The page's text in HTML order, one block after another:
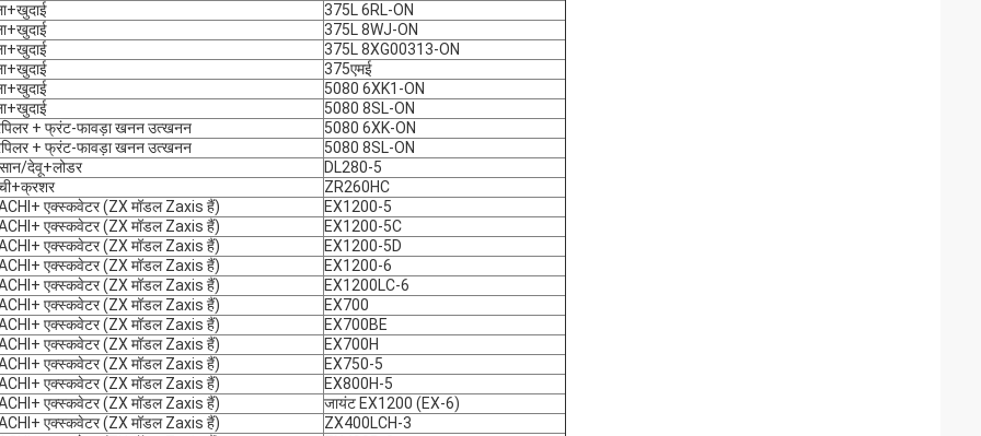
375L 6RL-ON
375L 8WJ-ON
375L 8XG00313-ON
375एमई
5080 6XK1-ON
5080 8SL-ON
+ फ्रंट-फावड़ा खनन उत्खनन
5080 6XK-ON
+ फ्रंट-फावड़ा खनन उत्खनन
5080 8SL-ON
देवू+लोडर
DL280-5
ZR260HC
एक्स्कवेटर (ZX मॉडल Zaxis हैं)
EX1200-5
एक्स्कवेटर (ZX मॉडल Zaxis हैं)
EX1200-5C
एक्स्कवेटर (ZX मॉडल Zaxis हैं)
EX1200-5D
एक्स्कवेटर (ZX मॉडल Zaxis हैं)
EX1200-6
एक्स्कवेटर (ZX मॉडल Zaxis हैं)
EX1200LC-6
एक्स्कवेटर (ZX मॉडल Zaxis हैं)
EX700
एक्स्कवेटर (ZX मॉडल Zaxis हैं)
EX700BE
एक्स्कवेटर (ZX मॉडल Zaxis हैं)
EX700H
एक्स्कवेटर (ZX मॉडल Zaxis हैं)
EX750-5
एक्स्कवेटर (ZX मॉडल Zaxis हैं)
EX800H-5
एक्स्कवेटर (ZX मॉडल Zaxis हैं)
जायंट EX1200 (EX-6)
एक्स्कवेटर (ZX मॉडल Zaxis हैं)
ZX400LCH-3